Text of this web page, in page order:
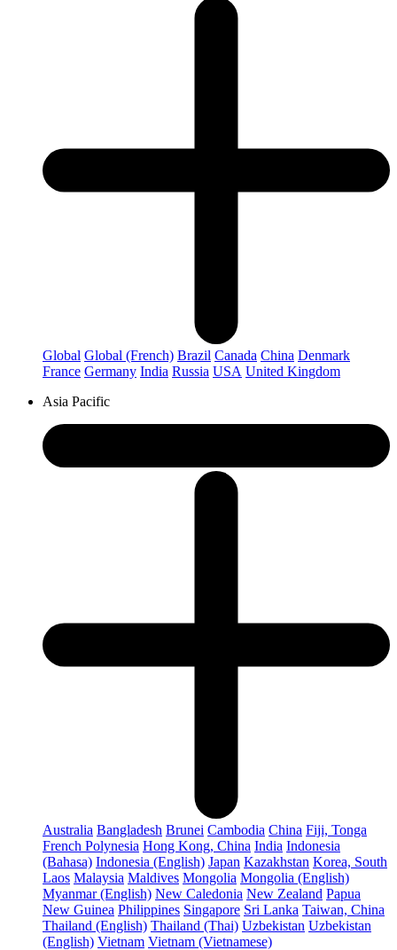
Global Global (French) Brazil Canada China Denmark
France Germany India Russia USA United Kingdom
Asia Pacific
Australia Bangladesh Brunei Cambodia China Fiji, Tonga
French Polynesia Hong Kong, China India Indonesia
(Bahasa) Indonesia (English) Japan Kazakhstan Korea, South
Laos Malaysia Maldives Mongolia Mongolia (English)
Myanmar (English) New Caledonia New Zealand Papua
New Guinea Philippines Singapore Sri Lanka Taiwan, China
Thailand (English) Thailand (Thai) Uzbekistan Uzbekistan
(English) Vietnam Vietnam (Vietnamese)